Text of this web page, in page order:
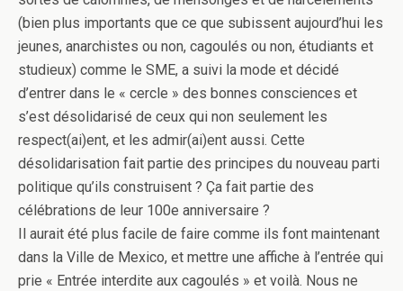
(bien plus importants que ce que subissent aujourd’hui les
jeunes, anarchistes ou non, cagoulés ou non, étudiants et
studieux) comme le SME, a suivi la mode et décidé
d’entrer dans le « cercle » des bonnes consciences et
s’est désolidarisé de ceux qui non seulement les
respect(ai)ent, et les admir(ai)ent aussi. Cette
désolidarisation fait partie des principes du nouveau parti
politique qu’ils construisent ? Ça fait partie des
célébrations de leur 100e anniversaire ?
Il aurait été plus facile de faire comme ils font maintenant
dans la Ville de Mexico, et mettre une affiche à l’entrée qui
prie « Entrée interdite aux cagoulés » et voilà. Nous ne